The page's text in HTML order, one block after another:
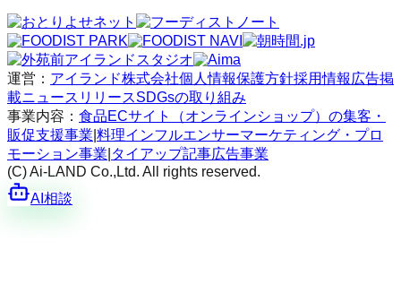
運営： アイランド株式会社個人情報保護方針採用情報広告掲
載ニュースリリースSDGsの取り組み
事業内容： 食品ECサイト（オンラインショップ）の集客・
販促支援事業 料理インフルエンサーマーケティング・プロ
モーション事業 タイアップ記事広告事業
(C) Ai-LAND Co.,Ltd. All rights reserved.
AI相談